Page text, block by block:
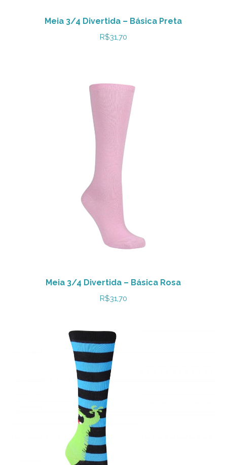
Meia 3/4 Divertida – Básica Preta
R$31,70
Meia 3/4 Divertida – Básica Rosa
R$31,70